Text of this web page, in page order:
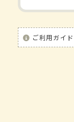
ご利用ガイド